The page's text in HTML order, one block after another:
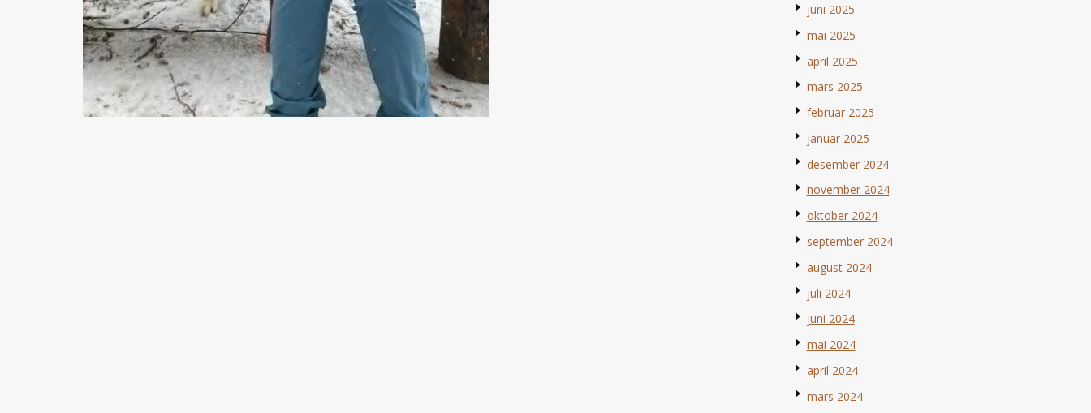
juni 2025
mai 2025
april 2025
mars 2025
februar 2025
januar 2025
desember 2024
november 2024
oktober 2024
september 2024
august 2024
juli 2024
juni 2024
mai 2024
april 2024
mars 2024